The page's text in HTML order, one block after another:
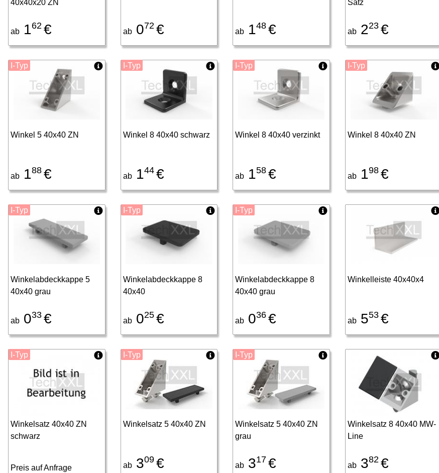
40x40x20 ZN
ab 162 € ab072 € ab 148 €
Satz
ab223 €
Winkel 5 40x40 ZN
ab 188 €
I-Typ
Winkel 8 40x40 schwarz
ab144 €
I-Typ
Winkel 8 40x40 verzinkt
ab 158 €
I-Typ
Winkel 8 40x40 ZN
ab198 €
I-Typ
Winkelabdeckkappe 5
40x40 grau
ab 033 €
I-Typ
Winkelabdeckkappe 8
40x40
ab025 €
I-Typ
Winkelabdeckkappe 8
40x40 grau
ab 036 €
I-Typ
Winkelleiste 40x40x4
ab553 €
Winkelsatz 40x40 ZN
schwarz
Preis auf Anfrage
I-Typ
Winkelsatz 5 40x40 ZN
ab309 €
I-Typ
Winkelsatz 5 40x40 ZN
grau
ab 317 €
I-Typ
Winkelsatz 8 40x40 MW-
Line
ab382 €